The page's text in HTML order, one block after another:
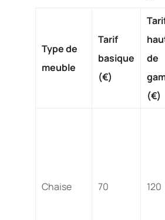
Type de
meuble
Tarif
basique
(€)
de
(€)
Chaise 70 120